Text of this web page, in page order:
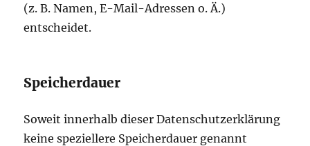
(z. B. Namen, E-Mail-Adressen o. Ä.)
entscheidet.
Speicherdauer
Soweit innerhalb dieser Datenschutzerklärung
keine speziellere Speicherdauer genannt